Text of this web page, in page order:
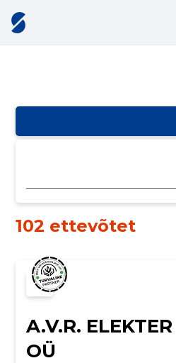
102 ettevõtet
A.V.R. ELEKTER
OÜ